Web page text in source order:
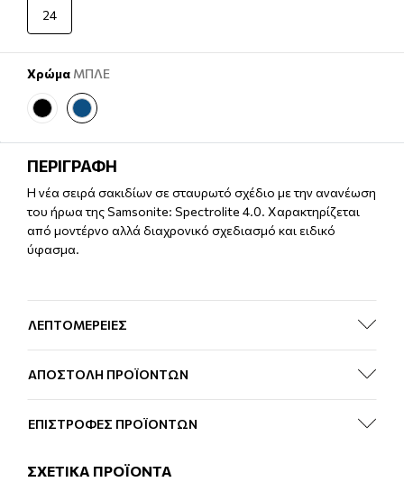
24
Χρώμα ΜΠΛΕ
ΠΕΡΙΓΡΑΦΗ
Η νέα σειρά σακιδίων σε σταυρωτό σχέδιο με την ανανέωση
του ήρωα της Samsonite: Spectrolite 4.0. Χαρακτηρίζεται
από μοντέρνο αλλά διαχρονικό σχεδιασμό και ειδικό
ύφασμα.
ΛΕΠΤΟΜΕΡΕΙΕΣ
ΑΠΟΣΤΟΛΗ ΠΡΟΪΟΝΤΩΝ
ΕΠΙΣΤΡΟΦΕΣ ΠΡΟΪΟΝΤΩΝ
ΣΧΕΤΙΚΑ ΠΡΟΪΟΝΤΑ